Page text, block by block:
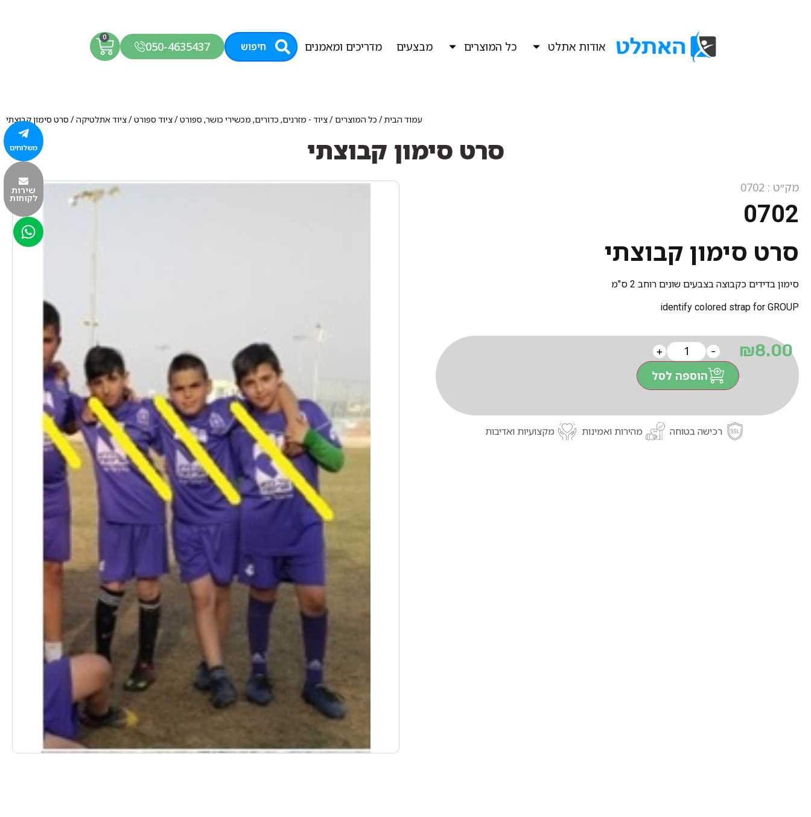
אודות אתלט כל המוצרים מבצעים מדריכים ומאמנים חיפוש 050-4635437
0
עמוד הבית/ כל המוצרים /ציוד - מזרנים, כדורים, מכשירי כושר, ספורט/ציוד ספורט/ציוד אתלטיקה/ סרט סימון קבוצתי
סרט סימון קבוצתי
מק״ט : 0702
0702
סרט סימון קבוצתי
סימון בדידים כקבוצה בצבעים שונים רוחב 2 ס"מ
identify colored strap for GROUP
₪8.00
-
+
הוספה לסל
רכישה בטוחה מהירות ואמינות מקצועיות ואדיבות
משלוחים
שירות
לקוחות